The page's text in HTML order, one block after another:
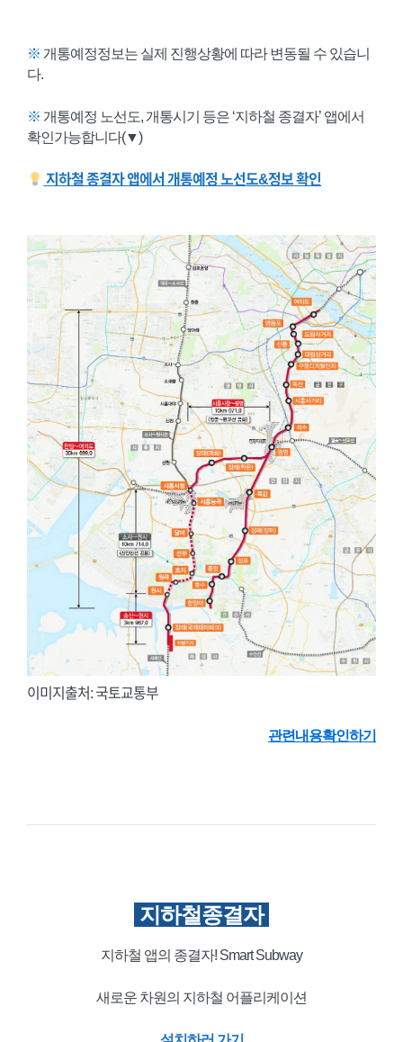
※ 개통예정정보는 실제 진행상황에 따라 변동될 수 있습니
다.
※ 개통예정 노선도, 개통시기 등은 ‘지하철 종결자’ 앱에서
확인가능합니다(▼)
지하철 종결자 앱에서 개통예정 노선도&정보 확인
이미지출처: 국토교통부
관련내용확인하기
지하철종결자
지하철 앱의 종결자! Smart Subway
새로운 차원의 지하철 어플리케이션